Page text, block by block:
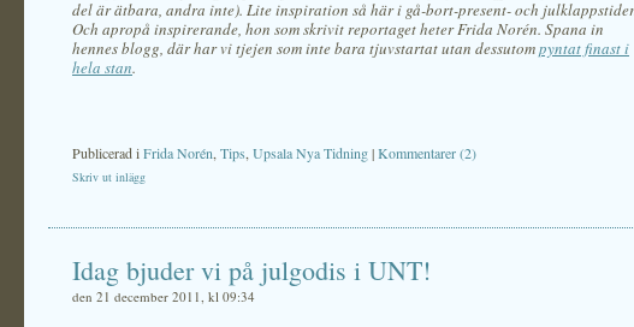
del är ätbara, andra inte). Lite inspiration så här i gå-bort-present- och
Och apropå inspirerande, hon som skrivit reportaget heter Frida Norén. Spana in
hennes blogg, där har vi tjejen som inte bara tjuvstartat utan dessutompyntat finast i
hela stan.
Publicerad iFrida Norén Tips Upsala Nya Tidning|Kommentarer (2)
Skriv ut inlägg
Idag bjuder vi på julgodis i UNT!
den 21 december 2011, kl 09:34